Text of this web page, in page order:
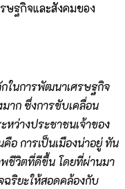
ษฐกิจและสังคมของ
ในการพัฒนาเศรษฐกิจ
าก ซึ่งการขับเคลื่อน
หว่างประชาชนเจ้าของ
อ การเป็นเมืองน่าอยู่ ทัน
ชีวิตที่ดีขึ้น โดยที่ผ่านมา
ฉริยะให้สอดคล้องกับ